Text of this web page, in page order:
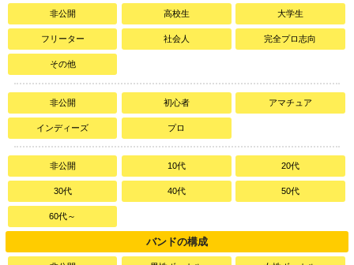
非公開 高校生 大学生
フリーター 社会人 完全プロ志向
その他
非公開 初心者 アマチュア
インディーズ プロ
非公開 10代 20代
30代 40代 50代
60代～
バンドの構成